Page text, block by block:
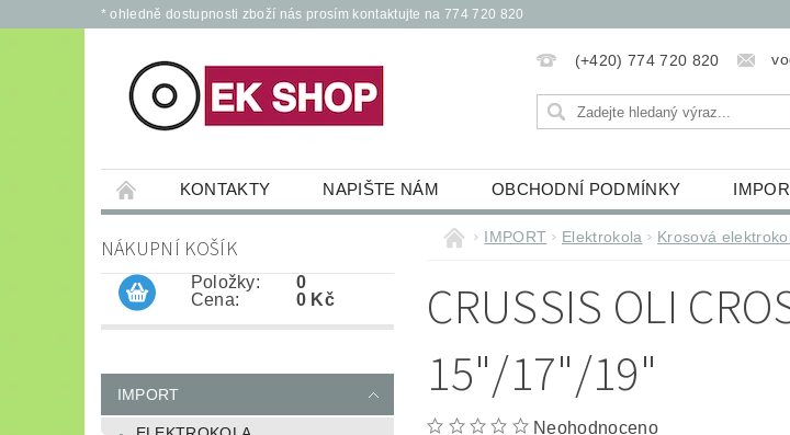
* ohledně dostupnosti zboží nás prosím kontaktujte na 774 720 820
(+420) 774 720 820
KONTAKTY NAPIŠTE NÁM OBCHODNÍ PODMÍNKY
PŘÍSLUŠENSTVÍ PRO ELEKTROKOLA A KOLOBĚŽKY ELEKTROKOLOBĚŽKY
JÍZDNÍ KOLA * OCHRANNÉ POMŮCKY
NÁKUPNÍ KOŠÍK
Položky:
Cena:
0
0 Kč
IMPORT
IMPORT Elektrokola Krosová
CRUSSIS OLI
15"/17"/19"
Neohodnoceno